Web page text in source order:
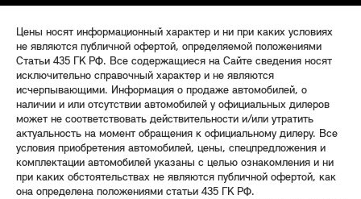
Цены носят информационный характер и ни при каких условиях
не являются публичной офертой, определяемой положениями
Статьи 435 ГК РФ. Все содержащиеся на Сайте сведения носят
исключительно справочный характер и не являются
исчерпывающими. Информация о продаже автомобилей, о
наличии и или отсутствии автомобилей у официальных дилеров
может не соответствовать действительности и/или утратить
актуальность на момент обращения к официальному дилеру. Все
условия приобретения автомобилей, цены, спецпредложения и
комплектации автомобилей указаны с целью ознакомления и ни
при каких обстоятельствах не являются публичной офертой, как
она определена положениями статьи 435 ГК РФ.